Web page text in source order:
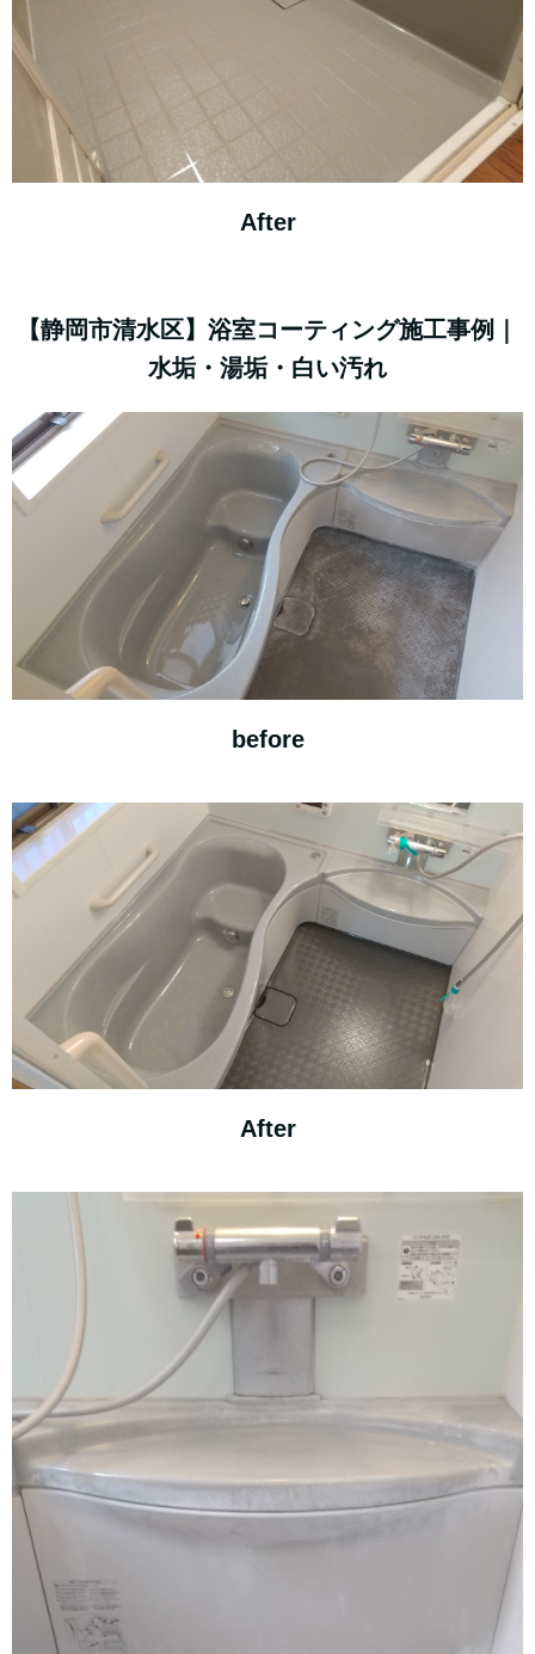
After
【静岡市清水区】浴室コーティング施工事例｜
水垢・湯垢・白い汚れ
before
After